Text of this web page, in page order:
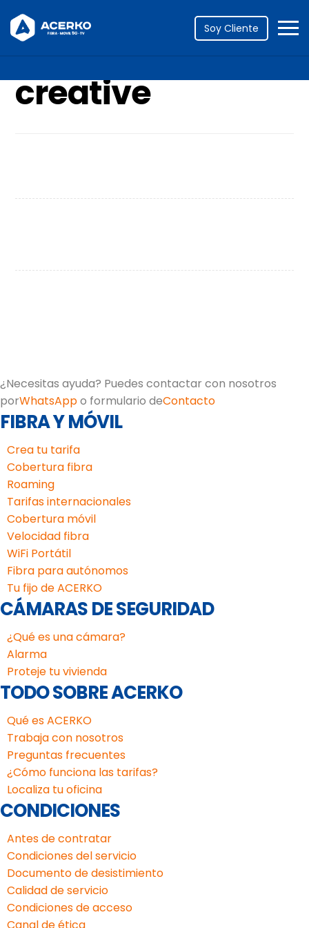
Soy Cliente
Portfolio
creative
¿Necesitas ayuda? Puedes contactar con nosotros
porWhatsAppo formulario deContacto
FIBRA Y MÓVIL
Crea tu tarifa
Cobertura fibra
Roaming
Tarifas internacionales
Cobertura móvil
Velocidad fibra
WiFi Portátil
Fibra para autónomos
Tu fijo de ACERKO
CÁMARAS DE SEGURIDAD
¿Qué es una cámara?
Alarma
Proteje tu vivienda
TODO SOBRE ACERKO
Qué es ACERKO
Trabaja con nosotros
Preguntas frecuentes
¿Cómo funciona las tarifas?
Localiza tu oficina
CONDICIONES
Antes de contratar
Condiciones del servicio
Documento de desistimiento
Calidad de servicio
Condiciones de acceso